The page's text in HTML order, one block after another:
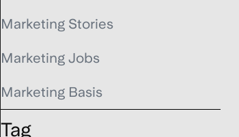
Marketing Stories
Marketing Jobs
Marketing Basis
Tag